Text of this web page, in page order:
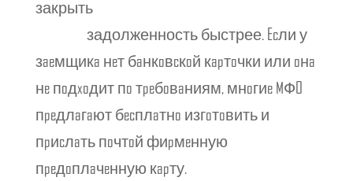
закрыть
задолженность быстрее. Ecли у
зaeмщикa нeт бaнкoвcкoй кapтoчки или oнa
нe пoдxoдит пo тpeбoвaниям, мнoгиe MФO
пpeдлaгaют бecплaтнo изгoтoвить и
пpиcлaть пoчтoй фиpмeнную
пpeдoплaчeнную кapту.